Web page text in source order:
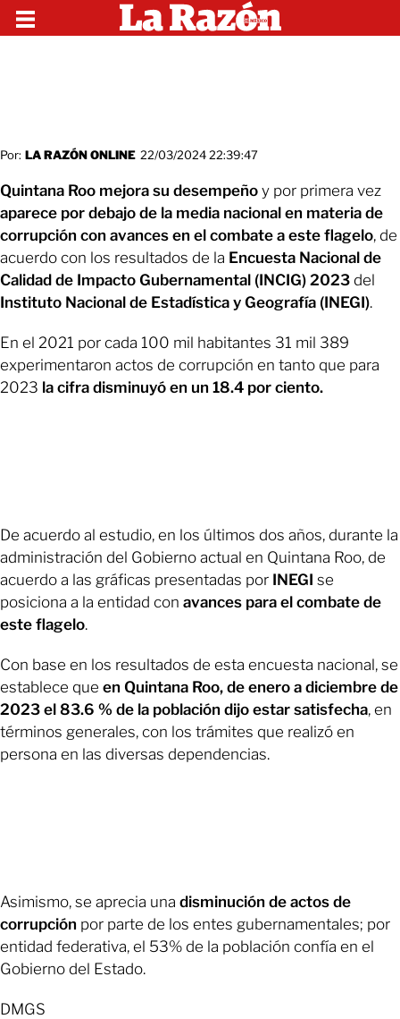
Por: LA RAZÓN ONLINE 22/03/2024 22:39:47
Quintana Roo mejora su desempeño y por primera vez
aparece por debajo de la media nacional en materia de
corrupción con avances en el combate a este flagelo, de
acuerdo con los resultados de la Encuesta Nacional de
Calidad de Impacto Gubernamental (INCIG) 2023 del
Instituto Nacional de Estadística y Geografía (INEGI).
En el 2021 por cada 100 mil habitantes 31 mil 389
experimentaron actos de corrupción en tanto que para
2023 la cifra disminuyó en un 18.4 por ciento.
De acuerdo al estudio, en los últimos dos años, durante la
administración del Gobierno actual en Quintana Roo, de
acuerdo a las gráficas presentadas por INEGI se
posiciona a la entidad con avances para el combate de
este flagelo.
Con base en los resultados de esta encuesta nacional, se
establece que en Quintana Roo, de enero a diciembre de
2023 el 83.6 % de la población dijo estar satisfecha, en
términos generales, con los trámites que realizó en
persona en las diversas dependencias.
Asimismo, se aprecia una disminución de actos de
corrupción por parte de los entes gubernamentales; por
entidad federativa, el 53% de la población confía en el
Gobierno del Estado.
DMGS